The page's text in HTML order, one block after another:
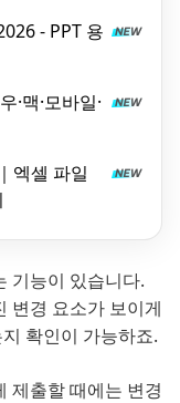
- PPT 용
·맥·모바일·
엑셀 파일
기능이 있습니다.
변경 요소가 보이게
확인이 가능하죠.
제출할 때에는 변경